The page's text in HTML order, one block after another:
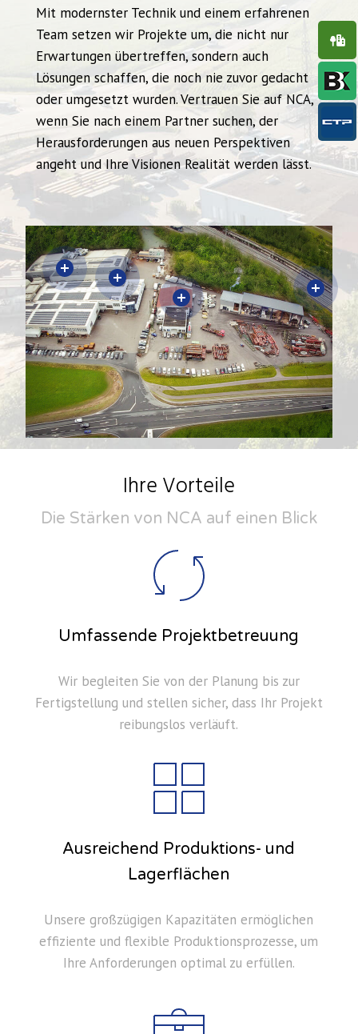
Mit modernster Technik und einem erfahrenen
Team setzen wir Projekte um, die nicht nur
Erwartungen übertreffen, sondern auch
Lösungen schaffen, die noch nie zuvor gedacht
oder umgesetzt wurden. Vertrauen Sie auf NCA,
wenn Sie nach einem Partner suchen, der
Herausforderungen aus neuen Perspektiven
angeht und Ihre Visionen Realität werden lässt.
Close
Close
Close
Close
Ihre Vorteile
Die Stärken von NCA auf einen Blick
Umfassende Projektbetreuung
Wir begleiten Sie von der Planung bis zur
Fertigstellung und stellen sicher, dass Ihr Projekt
reibungslos verläuft.
Ausreichend Produktions- und
Lagerflächen
Unsere großzügigen Kapazitäten ermöglichen
effiziente und flexible Produktionsprozesse, um
Ihre Anforderungen optimal zu erfüllen.